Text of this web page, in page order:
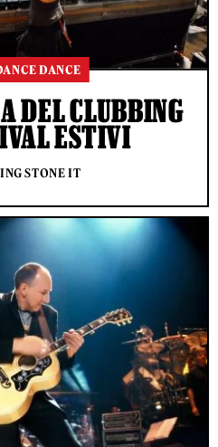
DANCE
DEL CLUBBING
ESTIVI
STONE IT